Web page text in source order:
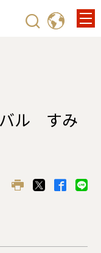
バル すみ